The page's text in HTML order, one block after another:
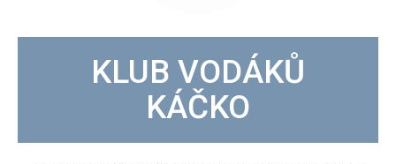
KLUB VODÁKŮ
KÁČKO